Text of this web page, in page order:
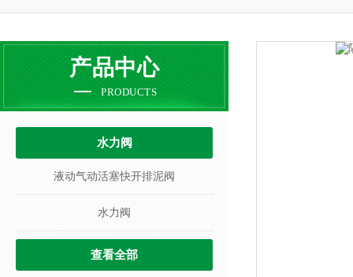
产品中心
PRODUCTS
水力阀
液动气动活塞快开排泥阀
水力阀
查看全部